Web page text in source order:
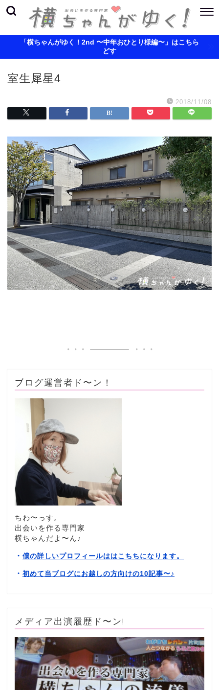
「横ちゃんがゆく！2nd 〜中年おひとり様編〜」はこちら
どす
室生犀星4
2018/11/08
ブログ運営者ド〜ン！
ちわ〜っす。
出会いを作る専門家
横ちゃんだよ〜ん♪
・ 僕の詳しいプロフィールははこちちになります。
・ 初めて当ブログにお越しの方向けの10記事〜♪
メディア出演履歴ド〜ン!